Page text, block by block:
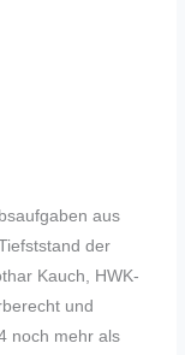
aus
der
Kauch, HWK-
und
noch mehr als